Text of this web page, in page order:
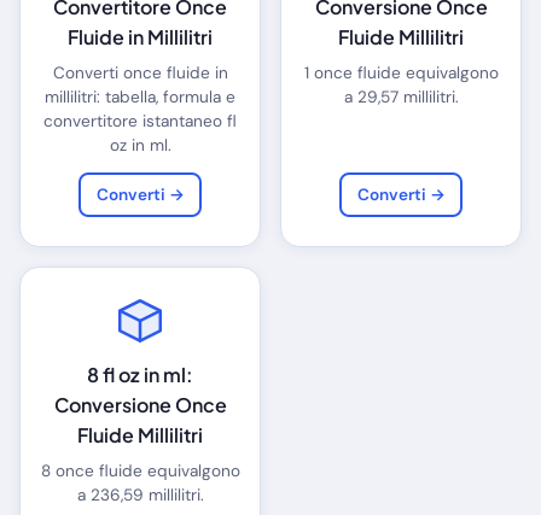
Convertitore Once
Fluide in Millilitri
Converti once fluide in
millilitri: tabella, formula e
convertitore istantaneo fl
oz in ml.
Converti →
Conversione Once
Fluide Millilitri
1 once fluide equivalgono
a 29,57 millilitri.
Converti →
8 fl oz in ml:
Conversione Once
Fluide Millilitri
8 once fluide equivalgono
a 236,59 millilitri.